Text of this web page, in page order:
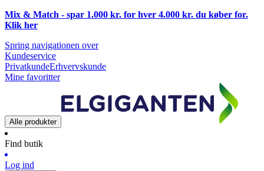
Mix & Match - spar 1.000 kr. for hver 4.000 kr. du køber for.
Klik her
Spring navigationen over
Kundeservice
PrivatkundeErhvervskunde
Mine favoritter
Alle produkter
Find butik
Log ind